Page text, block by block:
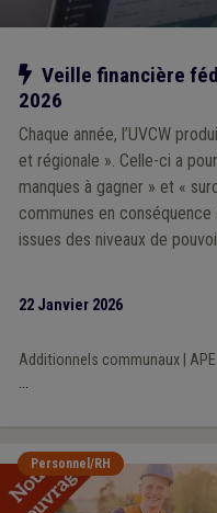
Notre action
Veille financière
2026
Chaque année, l’UVCW
et régionale ». Celle-ci a
manques à gagner » et «
communes en
issues des niveaux de
22 Janvier 2026
Additionnels communaux| APE
...
Personnel/RH